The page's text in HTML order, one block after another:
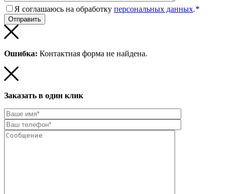
Я соглашаюсь на обработку персональных данных.*
Ошибка: Контактная форма не найдена.
Заказать в один клик